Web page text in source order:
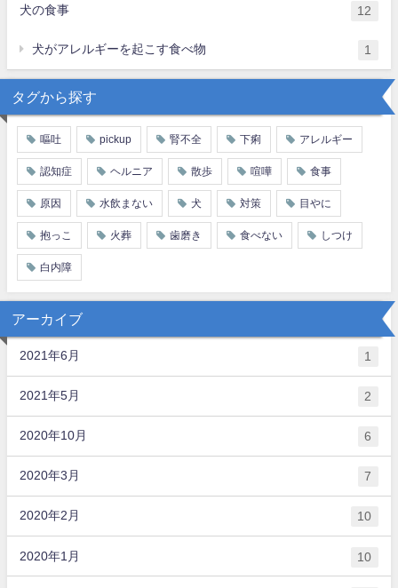
犬の食事 12
犬がアレルギーを起こす食べ物 1
タグから探す
嘔吐 pickup 腎不全 下痢 アレルギー
認知症 ヘルニア 散歩 喧嘩 食事
原因 水飲まない 犬 対策 目やに
抱っこ 火葬 歯磨き 食べない しつけ
白内障
アーカイブ
2021年6月 1
2021年5月 2
2020年10月 6
2020年3月 7
2020年2月 10
2020年1月 10